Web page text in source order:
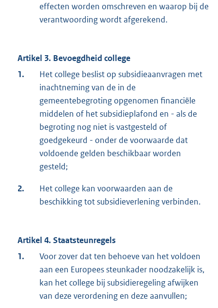
effecten worden omschreven en waarop bij de
verantwoording wordt afgerekend.
Artikel 3. Bevoegdheid college
1.
Het college beslist op subsidieaanvragen met
inachtneming van de in de
gemeentebegroting opgenomen financiële
middelen of het subsidieplafond en - als de
begroting nog niet is vastgesteld of
goedgekeurd - onder de voorwaarde dat
voldoende gelden beschikbaar worden
gesteld;
2.
Het college kan voorwaarden aan de
beschikking tot subsidieverlening verbinden.
Artikel 4. Staatsteunregels
1.
Voor zover dat ten behoeve van het voldoen
aan een Europees steunkader noodzakelijk is,
kan het college bij subsidieregeling afwijken
van deze verordening en deze aanvullen;